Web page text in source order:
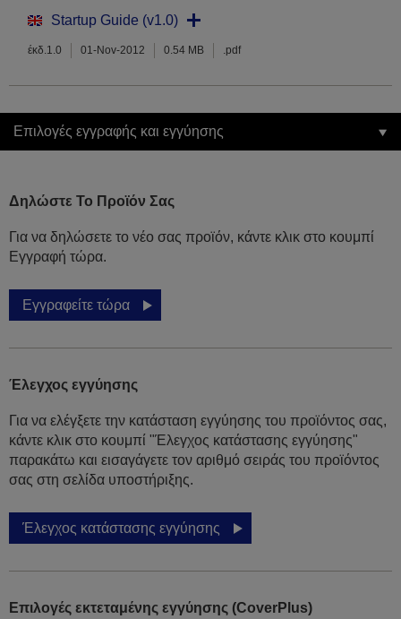
Startup Guide (v1.0)
έκδ.1.0 01-Nov-2012 0.54 MB .pdf
Επιλογές εγγραφής και εγγύησης
Δηλώστε Το Προϊόν Σας
Για να δηλώσετε το νέο σας προϊόν, κάντε κλικ στο κουμπί
Εγγραφή τώρα.
Εγγραφείτε τώρα
Έλεγχος εγγύησης
Για να ελέγξετε την κατάσταση εγγύησης του προϊόντος σας,
κάντε κλικ στο κουμπί "Έλεγχος κατάστασης εγγύησης"
παρακάτω και εισαγάγετε τον αριθμό σειράς του προϊόντος
σας στη σελίδα υποστήριξης.
Έλεγχος κατάστασης εγγύησης
Επιλογές εκτεταμένης εγγύησης (CoverPlus)